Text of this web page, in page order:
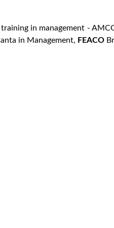
in management -
in Management, FEACO